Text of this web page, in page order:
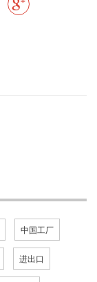
中国工厂
进出口